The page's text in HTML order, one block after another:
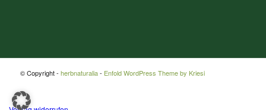
© Copyright - herbnaturalia- Enfold WordPress Theme by Kriesi